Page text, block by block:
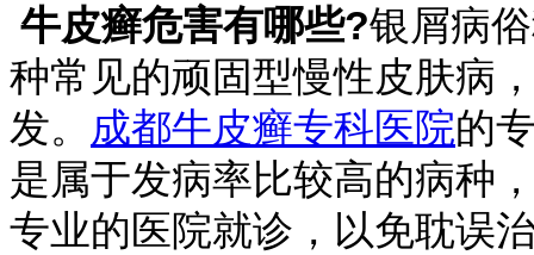
牛皮癣危害有哪些?银屑病
种常见的顽固型慢性皮肤病
发。
成都牛皮癣专科医院的
是属于发病率比较高的病种
专业的医院就诊，以免耽误